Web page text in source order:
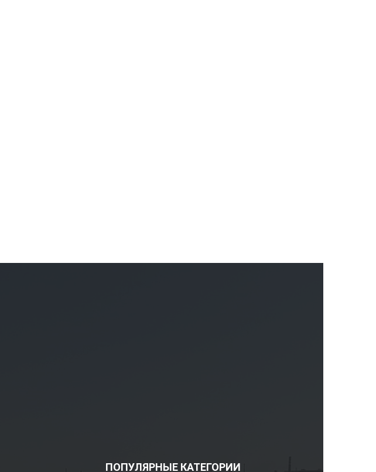
ПОПУЛЯРНЫЕ КАТЕГОРИИ